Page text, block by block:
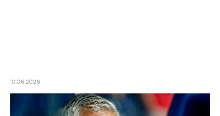
10.06.2026